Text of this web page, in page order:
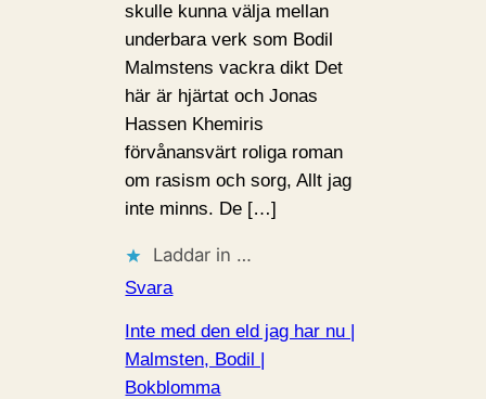
skulle kunna välja mellan
underbara verk som Bodil
Malmstens vackra dikt Det
här är hjärtat och Jonas
Hassen Khemiris
förvånansvärt roliga roman
om rasism och sorg, Allt jag
inte minns. De […]
Laddar in …
Svara
Inte med den eld jag har nu |
Malmsten, Bodil |
Bokblomma